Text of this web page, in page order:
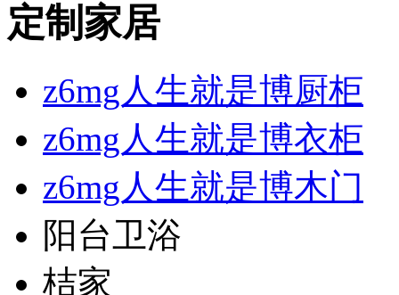
定制家居
z6mg人生就是博厨柜
z6mg人生就是博衣柜
z6mg人生就是博木门
阳台卫浴
桔家